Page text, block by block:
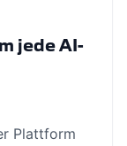
jede AI-
Plattform